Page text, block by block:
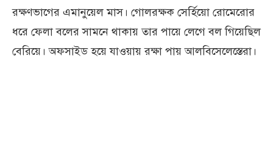
রক্ষণভাগের এমানুয়েল মাস। গোলরক্ষক সের্হিয়ো রোমেরোর
ধরে ফেলা বলের সামনে থাকায় তার পায়ে লেগে বল গিয়েছিল
বেরিয়ে। অফসাইড হয়ে যাওয়ায় রক্ষা পায় আলবিসেলেস্তেরা।